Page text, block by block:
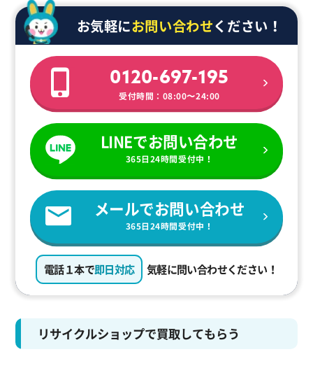
お気軽にお問い合わせください！
0120-697-195
受付時間：08:00〜24:00
LINEでお問い合わせ
365日24時間受付中！
メールでお問い合わせ
365日24時間受付中！
電話１本で即日対応 気軽に問い合わせください！
リサイクルショップで買取してもらう